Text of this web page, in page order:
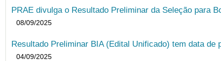
PRAE divulga o Resultado Preliminar da Seleção para
08/09/2025
Resultado Preliminar BIA (Edital Unificado) tem data de
04/09/2025